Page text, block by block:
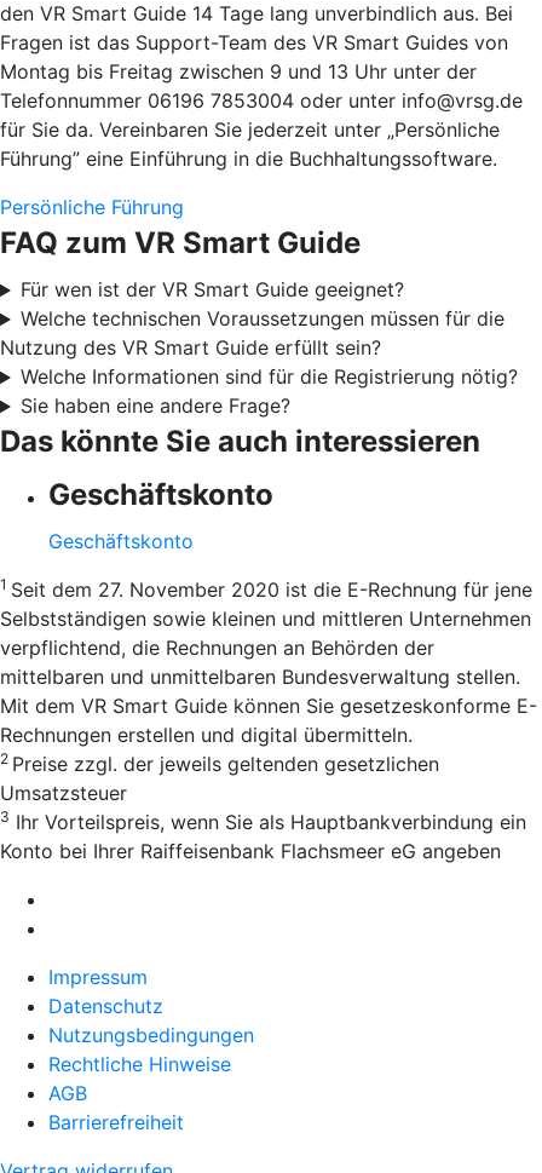
den VR Smart Guide 14 Tage lang unverbindlich aus. Bei
Fragen ist das Support-Team des VR Smart Guides von
Montag bis Freitag zwischen 9 und 13 Uhr unter der
Telefonnummer 06196 7853004 oder unter info@vrsg.de
für Sie da. Vereinbaren Sie jederzeit unter „Persönliche
Führung” eine Einführung in die Buchhaltungssoftware.
Persönliche Führung
FAQ zum VR Smart Guide
Für wen ist der VR Smart Guide geeignet?
Welche technischen Voraussetzungen müssen für die
Nutzung des VR Smart Guide erfüllt sein?
Welche Informationen sind für die Registrierung nötig?
Sie haben eine andere Frage?
Das könnte Sie auch interessieren
Geschäftskonto
Geschäftskonto
1 Seit dem 27. November 2020 ist die E-Rechnung für jene
Selbstständigen sowie kleinen und mittleren Unternehmen
verpflichtend, die Rechnungen an Behörden der
mittelbaren und unmittelbaren Bundesverwaltung stellen.
Mit dem VR Smart Guide können Sie gesetzeskonforme E-
Rechnungen erstellen und digital übermitteln.
2 Preise zzgl. der jeweils geltenden gesetzlichen
Umsatzsteuer
3 Ihr Vorteilspreis, wenn Sie als Hauptbankverbindung ein
Konto bei Ihrer Raiffeisenbank Flachsmeer eG angeben
Impressum
Datenschutz
Nutzungsbedingungen
Rechtliche Hinweise
AGB
Barrierefreiheit